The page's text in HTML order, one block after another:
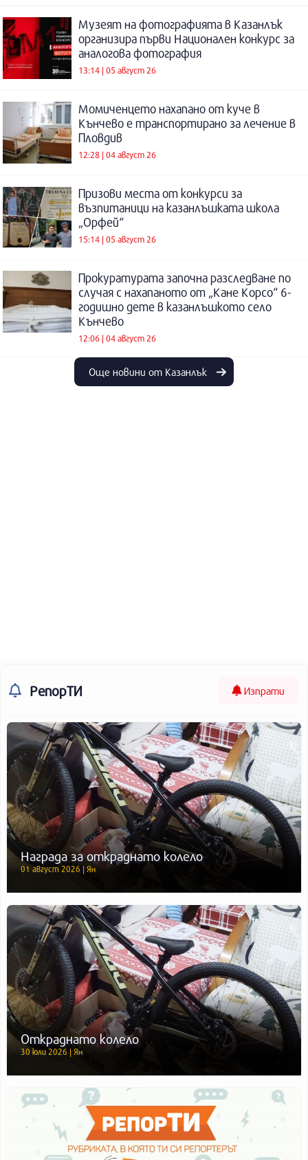
Музеят на фотографията в Казанлък
организира първи Национален конкурс за
аналогова фотография
13:14 | 05 август 26
Момиченцето нахапано от куче в
Кънчево е транспортирано за лечение в
Пловдив
12:28 | 04 август 26
Призови места от конкурси за
възпитаници на казанлъшката школа
„Орфей“
15:14 | 05 август 26
Прокуратурата започна разследване по
случая с нахапаното от „Кане Корсо“ 6-
годишно дете в казанлъшкото село
Кънчево
12:06 | 04 август 26
Още новини от Казанлък
РепорТИ Изпрати
Награда за откраднато колело
01 август 2026 | Ян
Откраднато колело
30 юли 2026 | Ян